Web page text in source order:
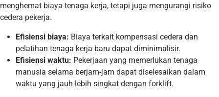
menghemat biaya tenaga kerja, tetapi juga mengurangi risiko
cedera pekerja.
Efisiensi biaya: Biaya terkait kompensasi cedera dan
pelatihan tenaga kerja baru dapat diminimalisir.
Efisiensi waktu: Pekerjaan yang memerlukan tenaga
manusia selama berjam-jam dapat diselesaikan dalam
waktu yang jauh lebih singkat dengan forklift.